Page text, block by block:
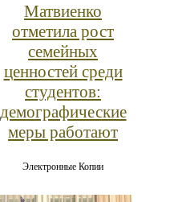
Матвиенко
отметила рост
семейных
ценностей среди
студентов:
демографические
меры работают
Электронные Копии